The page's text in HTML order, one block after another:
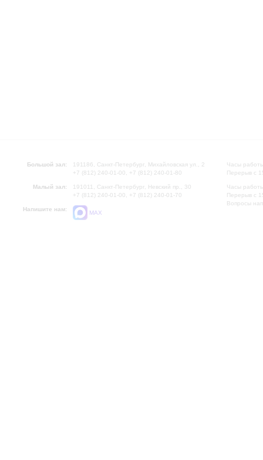
Большой зал:
191186, Санкт-Петербург, Михайловская ул., 2
+7 (812) 240-01-00, +7 (812) 240-01-80
Малый зал:
191011, Санкт-Петербург, Невский пр., 30
+7 (812) 240-01-00, +7 (812) 240-01-70
Напишите нам:
MAX
Часы
Перерыв с
Часы
Перерыв с
Вопросы